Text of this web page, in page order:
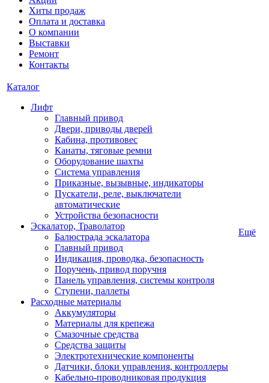
Хиты продаж
Оплата и доставка
О компании
Выставки
Ремонт
Контакты
Каталог
Лифт
Главный привод
Двери, приводы дверей
Кабина, противовес
Канаты, тяговые ремни
Оборудование шахты
Система управления
Приказные, вызывные, индикаторы
Пускатели, реле, выключатели
автоматические
Устройства безопасности
Эскалатор, Траволатор
Балюстрада эскалатора
Главный привод
Индикация, проводка, безопасность
Поручень, привод поручня
Панель управления, системы контроля
Ступени, паллеты
Расходные материалы
Аккумуляторы
Материалы для крепежа
Смазочные средства
Средства защиты
Электротехнические компоненты
Датчики, блоки управления, контроллеры
Кабельно-проводниковая продукция
Ещё